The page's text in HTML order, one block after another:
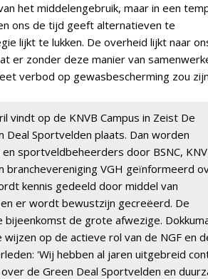
het middelengebruik, maar in een
ons de tijd geeft alternatieven te
lijkt te lukken. De overheid lijkt naar
er zonder deze manier van
verbod op gewasbescherming zou
vindt op de KNVB Campus in Zeist De
Deal Sportvelden plaats. Dan worden
sportveldbeheerders door BSNC,
branchevereniging VGH geïnformeerd
kennis gedeeld door middel van
er wordt bewustzijn gecreëerd. De
bijeenkomst de grote afwezige.
op de actieve rol van de NGF en
'Wij hebben al jaren uitgebreid
de Green Deal Sportvelden en